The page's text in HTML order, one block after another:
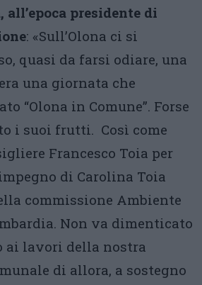
all’epoca presidente di
: «Sull’Olona ci si
quasi da farsi odiare, una
una giornata che
“Olona in Comune”. Forse
i suoi frutti. Così come
Francesco Toia per
di Carolina Toia
commissione Ambiente
Non va dimenticato
ai lavori della nostra
di allora, a sostegno